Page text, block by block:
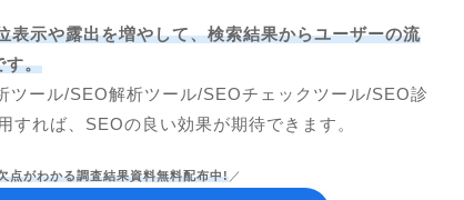
表示や露出を増やして、検索結果からユーザーの流
す。
ール/SEO解析ツール/SEOチェックツール/SEO診
れば、SEOの良い効果が期待できます。
点がわかる調査結果資料無料配布中!／